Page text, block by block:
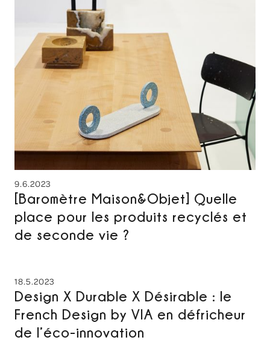
9.6.2023
[Baromètre Maison&Objet] Quelle
place pour les produits recyclés et
de seconde vie ?
18.5.2023
Design X Durable X Désirable : le
French Design by VIA en défricheur
de l’éco-innovation